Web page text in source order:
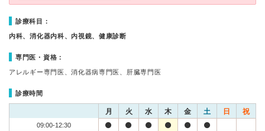
診療科目：
内科、消化器内科、内視鏡、健康診断
専門医・資格：
アレルギー専門医、消化器病専門医、肝臓専門医
診療時間
月 火 水 木 金 土 日 祝
09:00-12:30